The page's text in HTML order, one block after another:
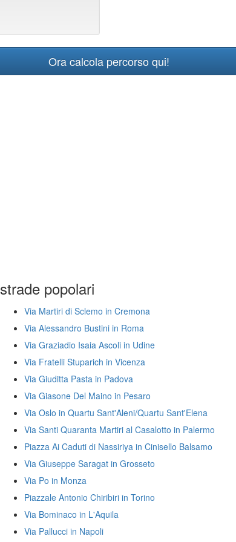
Ora calcola percorso qui!
strade popolari
Via Martiri di Sclemo in Cremona
Via Alessandro Bustini in Roma
Via Graziadio Isaia Ascoli in Udine
Via Fratelli Stuparich in Vicenza
Via Giuditta Pasta in Padova
Via Giasone Del Maino in Pesaro
Via Oslo in Quartu Sant'Aleni/Quartu Sant'Elena
Via Santi Quaranta Martiri al Casalotto in Palermo
Piazza Ai Caduti di Nassiriya in Cinisello Balsamo
Via Giuseppe Saragat in Grosseto
Via Po in Monza
Piazzale Antonio Chiribiri in Torino
Via Bominaco in L'Aquila
Via Pallucci in Napoli